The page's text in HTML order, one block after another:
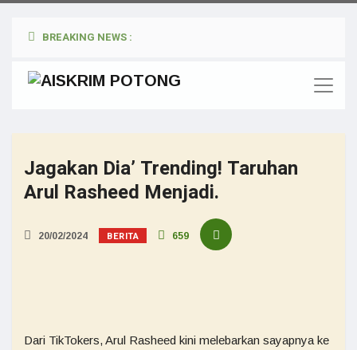
BREAKING NEWS :
Jagakan Dia’ Trending! Taruhan
Arul Rasheed Menjadi.
20/02/2024 BERITA 659
Dari TikTokers, Arul Rasheed kini melebarkan sayapnya ke